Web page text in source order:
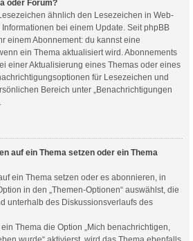
oder Forum?
ähnlich den Lesezeichen in Web-
bei einem Update. Seit phpBB
einem Abonnement: du kannst eine
ein Thema aktualisiert wird. Abonnements
einer Aktualisierung eines Themas oder eines
für Lesezeichen und
Bereich unter „Benachrichtigungen
auf ein Thema setzen oder ein Thema
ein Thema setzen oder es abonnieren, in
in den „Themen-Optionen“ auswählst, die
unterhalb des Diskussionsverlaufs des
Thema die Option „Mich benachrichtigen,